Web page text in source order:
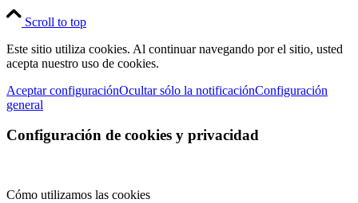
Scroll to top
Este sitio utiliza cookies. Al continuar navegando por el sitio, usted
acepta nuestro uso de cookies.
Aceptar configuraciónOcultar sólo la notificaciónConfiguración
general
Configuración de cookies y privacidad
Cómo utilizamos las cookies